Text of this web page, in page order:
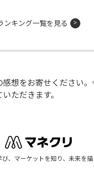
ンキング一覧を見る
感想をお寄せください
ただきます。
び、マーケットを知り、未来を描